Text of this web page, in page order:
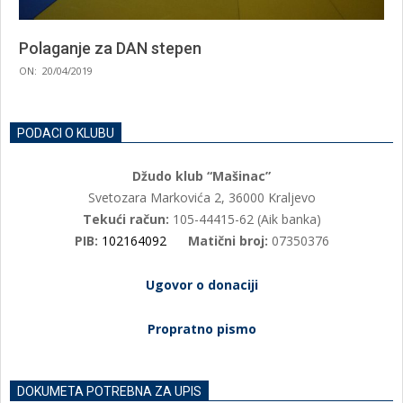
Polaganje za DAN stepen
2019-
ON: 20/04/2019
PODACI O KLUBU
Džudo klub “Mašinac”
Svetozara Markovića 2, 36000 Kraljevo
Tekući račun: 105-44415-62 (Aik banka)
PIB: 102164092 Matični broj: 07350376
Ugovor o donaciji
Propratno pismo
DOKUMETA POTREBNA ZA UPIS